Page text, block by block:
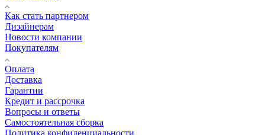
Как стать партнером
Дизайнерам
Новости компании
Покупателям
Оплата
Доставка
Гарантии
Кредит и рассрочка
Вопросы и ответы
Самостоятельная сборка
Политика конфиденциальности